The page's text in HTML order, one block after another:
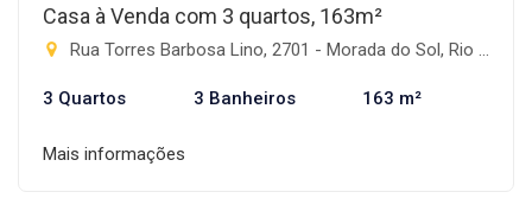
Casa à Venda com 3 quartos, 163m²
Rua Torres Barbosa Lino, 2701 - Morada do Sol, Rio Brilhante-MS
3 Quartos 3 Banheiros 163 m²
Mais informações